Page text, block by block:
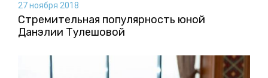
27 ноября 2018
Стремительная популярность юной
Данэлии Тулешовой